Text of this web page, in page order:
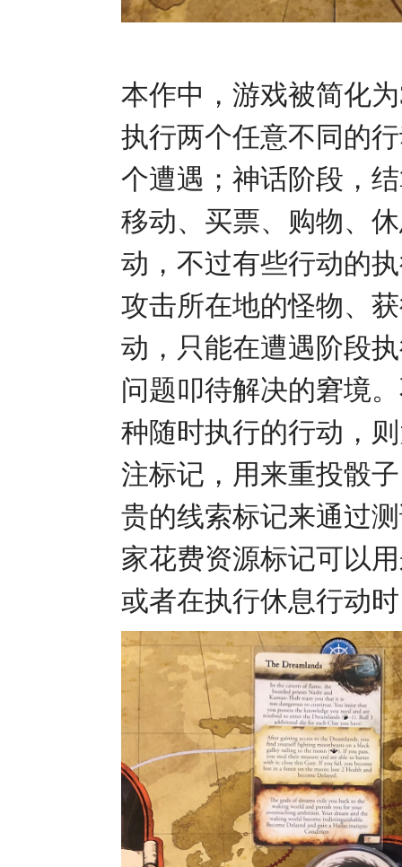
本作中，游戏被简化
执行两个任意不同的
个遭遇；神话阶段，
移动、买票、购物、
动，不过有些行动的
攻击所在地的怪物、
动，只能在遭遇阶段
问题叩待解决的窘境
种随时执行的行动，
注标记，用来重投骰
贵的线索标记来通过
家花费资源标记可以
或者在执行休息行动